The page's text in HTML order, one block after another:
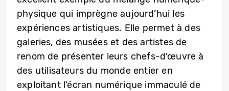
physique qui imprègne aujourd’hui les
expériences artistiques. Elle permet à des
galeries, des musées et des artistes de
renom de présenter leurs chefs-d’œuvre à
des utilisateurs du monde entier en
exploitant l’écran numérique immaculé de